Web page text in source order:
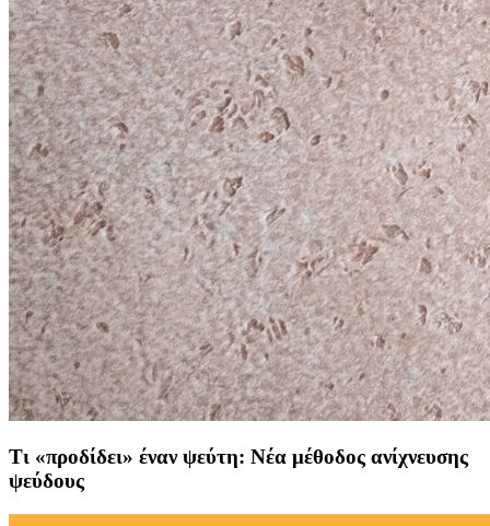
Τι «προδίδει» έναν ψεύτη: Νέα μέθοδος ανίχνευσης
ψεύδους